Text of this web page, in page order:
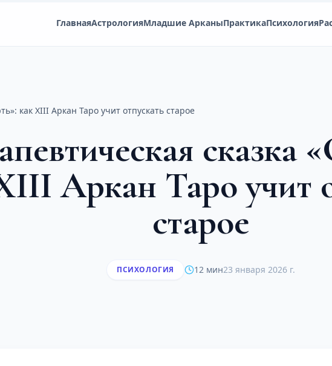
ГлавнаяАстрологияМладшие АрканыПрактикаПсихология
как XIII Аркан Таро учит отпускать старое
сказка
Аркан Таро учит
старое
ПСИХОЛОГИЯ 12 мин23 января 2026 г.